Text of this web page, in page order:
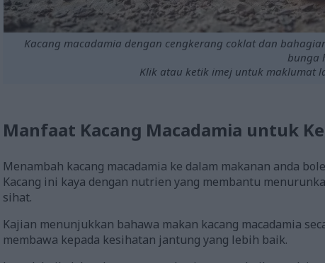
Kacang macadamia dengan cengkerang coklat dan
bunga
Klik atau ketik imej untuk maklumat
Manfaat Kacang Macadamia untuk
Menambah kacang macadamia ke dalam makanan anda
Kacang ini kaya dengan nutrien yang membantu
sihat.
Kajian menunjukkan bahawa makan kacang macadamia
membawa kepada kesihatan jantung yang lebih baik.